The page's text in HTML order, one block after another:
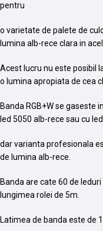
pentru
o varietate de palete de
lumina alb-rece clara in
Acest lucru nu este posibil
o lumina apropiata de cea
Banda RGB+W se gaseste
led 5050 alb-rece sau cu
dar varianta profesionala
de lumina alb-rece.
Banda are cate 60 de
lungimea rolei de 5m.
Latimea de banda este de